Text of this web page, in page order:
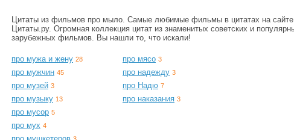
Цитаты из фильмов про мыло. Самые любимые фильмы в цитатах на сайте
Цитаты.ру. Огромная коллекция цитат из знаменитых советских и
зарубежных фильмов. Вы нашли то, что искали!
про мужа и жену 28
про мужчин 45
про музей 3
про музыку 13
про мусор 5
про мух 4
про мясо 3
про надежду 3
про Надю 7
про наказания 3